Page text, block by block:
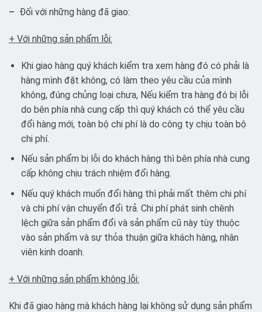
– Đối với những hàng đã giao:
+ Với những sản phẩm lỗi:
Khi giao hàng quý khách kiểm tra xem hàng đó có phải là
hàng mình đặt không, có làm theo yêu cầu của mình
không, đúng chủng loại chưa, Nếu kiểm tra hàng đó bị lỗi
do bên phía nhà cung cấp thì quý khách có thể yêu cầu
đổi hàng mới, toàn bộ chi phí là do công ty chịu toàn bộ
chi phí.
Nếu sản phẩm bị lỗi do khách hàng thì bên phía nhà cung
cấp không chịu trách nhiệm đổi hàng.
Nếu quý khách muốn đổi hàng thì phải mất thêm chi phí
và chi phí vận chuyển đổi trả. Chi phí phát sinh chênh
lệch giữa sản phẩm đổi và sản phẩm cũ này tùy thuộc
vào sản phẩm và sự thỏa thuận giữa khách hàng, nhân
viên kinh doanh.
+ Với những sản phẩm không lỗi:
Khi đã giao hàng mà khách hàng lại không sử dụng sản phẩm